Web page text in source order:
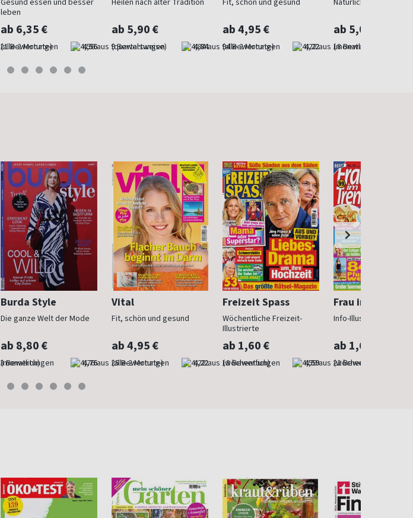
leben
ab 6,35 €
(alle 2 Monate) 4,56
ab 5,90 €
(quartalsweise) 4,84
ab 4,95 €
(alle 2 Monate) 4,22
ab 5,00 €
(monatlich)
Burda Style
Die ganze Welt der Mode
ab 8,80 €
(monatlich) 4,76
Vital
Fit, schön und gesund
ab 4,95 €
(alle 2 Monate) 4,22
Freizeit Spass
Wöchentliche Freizeit-
Illustrierte
ab 1,60 €
(wöchentlich) 4,59
Frau im Trend
Info-Illustrierte für
ab 1,60 €
(wöchentlich)